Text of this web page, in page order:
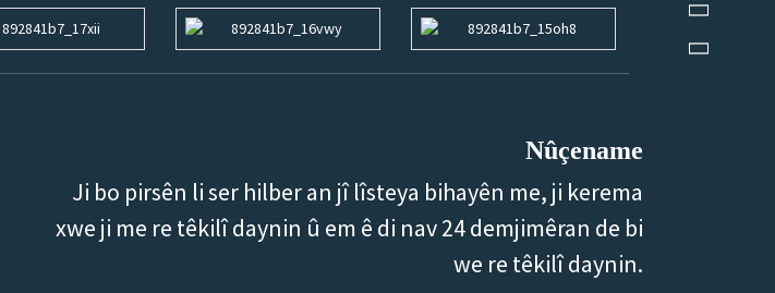
Nûçename
Ji bo pirsên li ser hilber an jî lîsteya bihayên me, ji kerema
xwe ji me re têkilî daynin û em ê di nav 24 demjimêran de bi
we re têkilî daynin.